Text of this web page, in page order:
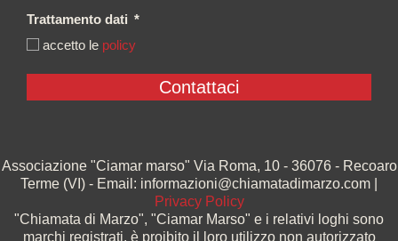
Trattamento dati *
accetto le policy
Associazione "Ciamar marso" Via Roma, 10 - 36076 - Recoaro
Terme (VI) - Email: informazioni@chiamatadimarzo.com |
Privacy Policy
"Chiamata di Marzo", "Ciamar Marso" e i relativi loghi sono
marchi registrati, è proibito il loro utilizzo non autorizzato